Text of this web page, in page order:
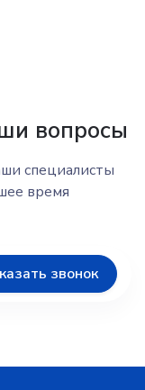
вопросы
специалисты
время
звонок